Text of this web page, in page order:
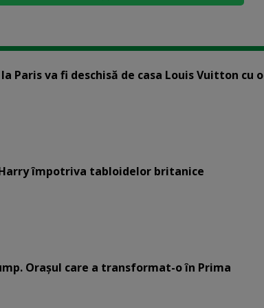
Paris va fi deschisă de casa Louis Vuitton cu o
împotriva tabloidelor britanice
Orașul care a transformat-o în Prima